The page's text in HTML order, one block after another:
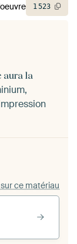
aura la
ce matériau
1523